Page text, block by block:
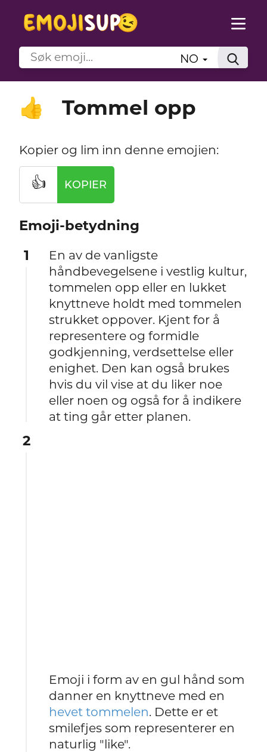
NO
👍 Tommel opp
Kopier og lim inn denne emojien:
👍 KOPIER
Emoji-betydning
1
En av de vanligste
håndbevegelsene i vestlig kultur,
tommelen opp eller en lukket
knyttneve holdt med tommelen
strukket oppover. Kjent for å
representere og formidle
godkjenning, verdsettelse eller
enighet. Den kan også brukes
hvis du vil vise at du liker noe
eller noen og også for å indikere
at ting går etter planen.
2
Emoji i form av en gul hånd som
danner en knyttneve med en
hevet tommelen. Dette er et
smilefjes som representerer en
naturlig "like".